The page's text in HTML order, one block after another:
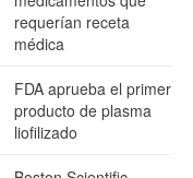
requerían receta
médica
FDA aprueba el primer
producto de plasma
liofilizado